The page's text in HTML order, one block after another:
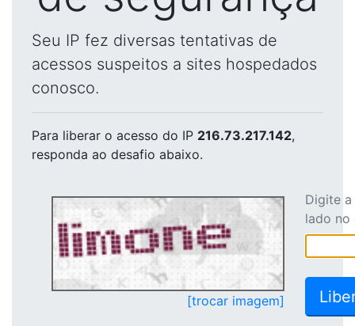
Seu IP fez diversas tentativas de
acessos suspeitos a sites hospedados
conosco.
Para liberar o acesso do IP 216.73.217.142,
responda ao desafio abaixo.
[trocar imagem]
Digite
lado no